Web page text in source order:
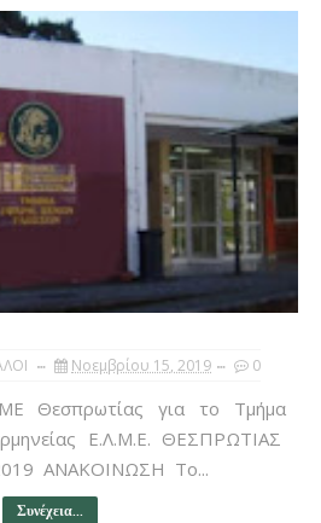
Νοεμβρίου 15, 2019 0
Θεσπρωτίας για το Τμήμα
Ε.Λ.Μ.Ε. ΘΕΣΠΡΩΤΙΑΣ
ΑΝΑΚΟΙΝΩΣΗ Το...
Συνέχεια...